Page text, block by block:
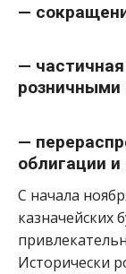
—
—
розничными
—
облигации
С начала
казначейских
Исторически